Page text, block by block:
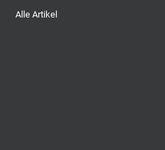
Alle Artikel